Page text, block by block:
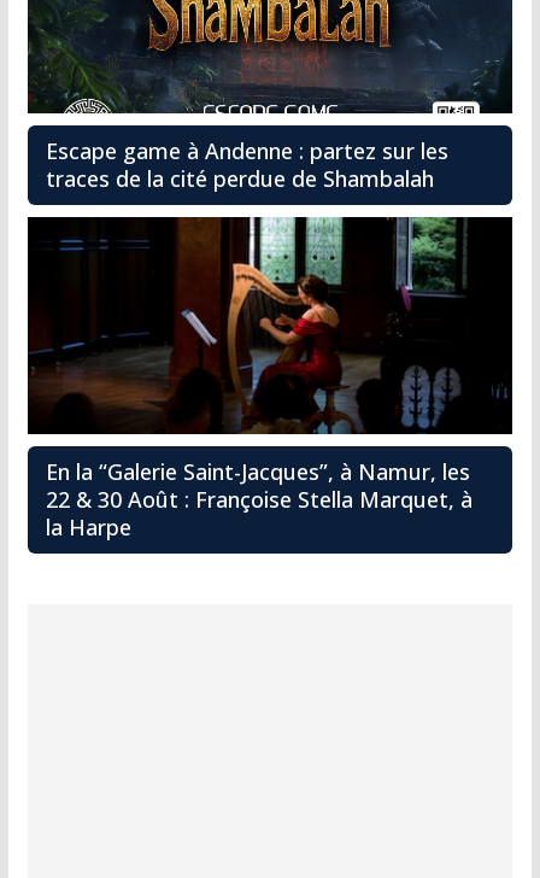
Escape game à Andenne : partez sur les
traces de la cité perdue de Shambalah
En la “Galerie Saint-Jacques”, à Namur, les
22 & 30 Août : Françoise Stella Marquet, à
la Harpe